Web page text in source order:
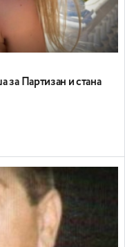
за Партизан и стана